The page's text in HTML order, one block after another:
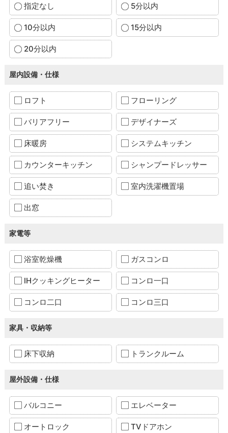
指定なし 5分以内
10分以内 15分以内
20分以内
屋内設備・仕様
ロフト フローリング
バリアフリー デザイナーズ
床暖房 システムキッチン
カウンターキッチン シャンプードレッサー
追い焚き 室内洗濯機置場
出窓
家電等
浴室乾燥機 ガスコンロ
IHクッキングヒーター コンロ一口
コンロ二口 コンロ三口
家具・収納等
床下収納 トランクルーム
屋外設備・仕様
バルコニー エレベーター
オートロック TVドアホン